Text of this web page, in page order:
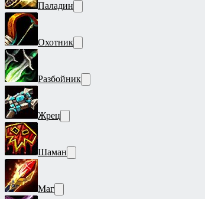
Паладин
Охотник
Разбойник
Жрец
Шаман
Маг